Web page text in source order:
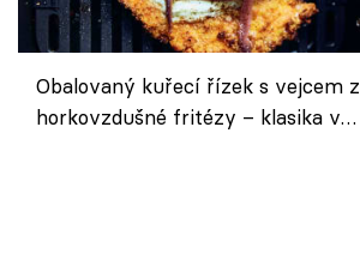
Obalovaný kuřecí řízek s vejcem z
horkovzdušné fritézy – klasika v